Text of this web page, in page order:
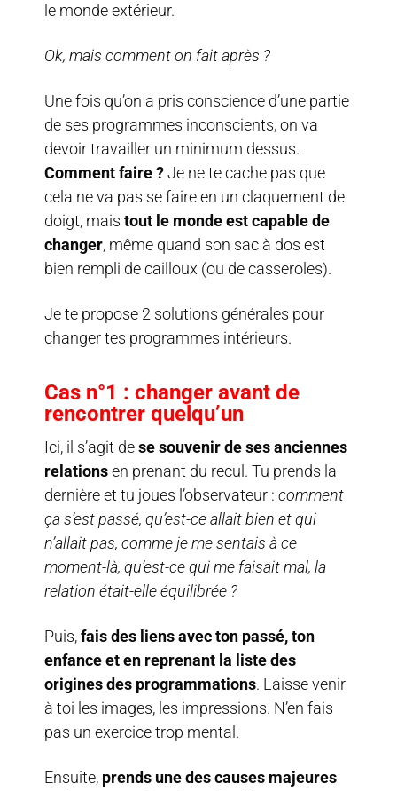
le monde extérieur.
Ok, mais comment on fait après ?
Une fois qu’on a pris conscience d’une partie
de ses programmes inconscients, on va
devoir travailler un minimum dessus.
Comment faire ?Je ne te cache pas que
cela ne va pas se faire en un claquement de
doigt, mais tout le monde est capable de
changer, même quand son sac à dos est
bien rempli de cailloux (ou de casseroles).
Je te propose 2 solutions générales pour
changer tes programmes intérieurs.
Cas n°1 : changer avant de
rencontrer quelqu’un
Ici, il s’agit dese souvenir de ses anciennes
relationsen prenant du recul. Tu prends la
dernière et tu joues l’observateur : comment
ça s’est passé, qu’est-ce allait bien et qui
n’allait pas, comme je me sentais à ce
moment-là, qu’est-ce qui me faisait mal, la
relation était-elle équilibrée ?
Puis,fais des liens avec ton passé, ton
enfance et en reprenant la liste des
origines des programmations. Laisse venir
à toi les images, les impressions. N’en fais
pas un exercice trop mental.
Ensuite, prends une des causes majeures